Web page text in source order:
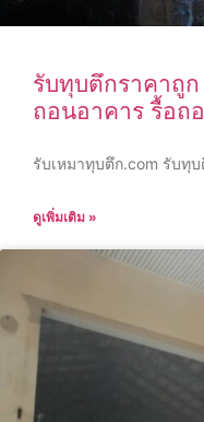
รับทุบตึกราคาถู
ถอนอาคาร รื้อถ
รับเหมาทุบตึก.com รับทุ
ดูเพิ่มเติม »